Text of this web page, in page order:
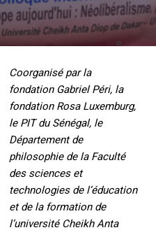
Coorganisé par la
fondation Gabriel Péri, la
fondation Rosa Luxemburg,
le PIT du Sénégal, le
Département de
philosophie de la Faculté
des sciences et
technologies de l’éducation
et de la formation de
l’université Cheikh Anta